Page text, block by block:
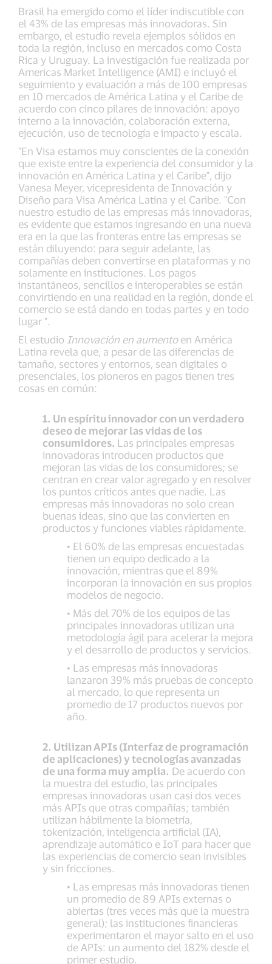
Brasil ha emergido como el líder indiscutible con
el 43% de las empresas más innovadoras. Sin
embargo, el estudio revela ejemplos sólidos en
toda la región, incluso en mercados como Costa
Rica y Uruguay. La investigación fue realizada por
Americas Market Intelligence (AMI) e incluyó el
seguimiento y evaluación a más de 100 empresas
en 10 mercados de América Latina y el Caribe de
acuerdo con cinco pilares de innovación: apoyo
interno a la innovación, colaboración externa,
ejecución, uso de tecnología e impacto y escala.
"En Visa estamos muy conscientes de la conexión
que existe entre la experiencia del consumidor y la
innovación en América Latina y el Caribe", dijo
Vanesa Meyer, vicepresidenta de Innovación y
Diseño para Visa América Latina y el Caribe. "Con
nuestro estudio de las empresas más innovadoras,
es evidente que estamos ingresando en una nueva
era en la que las fronteras entre las empresas se
están diluyendo: para seguir adelante, las
compañías deben convertirse en plataformas y no
solamente en instituciones. Los pagos
instantáneos, sencillos e interoperables se están
convirtiendo en una realidad en la región, donde el
comercio se está dando en todas partes y en todo
lugar ".
El estudio Innovación en aumentoen América
Latina revela que, a pesar de las diferencias de
tamaño, sectores y entornos, sean digitales o
presenciales, los pioneros en pagos tienen tres
cosas en común:
1. Un espíritu innovador con un verdadero
deseo de mejorar las vidas de los
consumidores. Las principales empresas
innovadoras introducen productos que
mejoran las vidas de los consumidores; se
centran en crear valor agregado y en resolver
los puntos críticos antes que nadie. Las
empresas más innovadoras no solo crean
buenas ideas, sino que las convierten en
productos y funciones viables rápidamente.
• El 60% de las empresas encuestadas
tienen un equipo dedicado a la
innovación, mientras que el 89%
incorporan la innovación en sus propios
modelos de negocio.
• Más del 70% de los equipos de las
principales innovadoras utilizan una
metodología ágil para acelerar la mejora
y el desarrollo de productos y servicios.
• Las empresas más innovadoras
lanzaron 39% más pruebas de concepto
al mercado, lo que representa un
promedio de 17 productos nuevos por
año.
2. Utilizan APIs (Interfaz de programación
de aplicaciones) y tecnologías avanzadas
de una forma muy amplia. De acuerdo con
la muestra del estudio, las principales
empresas innovadoras usan casi dos veces
más APIs que otras compañías; también
utilizan hábilmente la biometría,
tokenización, inteligencia artificial (IA),
aprendizaje automático e IoT para hacer que
las experiencias de comercio sean invisibles
y sin fricciones.
• Las empresas más innovadoras tienen
un promedio de 89 APIs externas o
abiertas (tres veces más que la muestra
general); las instituciones financieras
experimentaron el mayor salto en el uso
de APIs: un aumento del 182% desde el
primer estudio.